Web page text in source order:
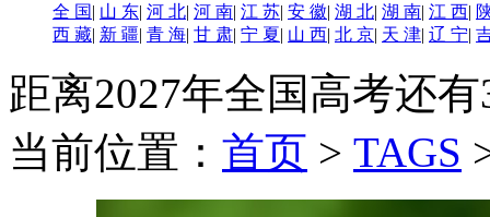
全 国| 山 东| 河 北| 河 南| 江 苏| 安 徽| 湖 北| 湖 南| 江 西|
西 藏| 新 疆| 青 海| 甘 肃| 宁 夏| 山 西| 北 京| 天 津| 辽 宁|
距离2027年全国高考还有
当前位置： 首页 > TAGS